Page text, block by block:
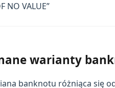
NO VALUE”
warianty
banknotu różniąca się